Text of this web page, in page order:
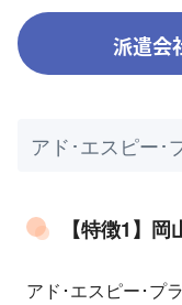
派遣会
アド･エスピー･
【特徴1】
アド･エスピー･プ